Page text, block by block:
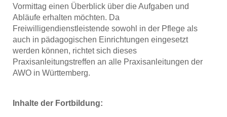
Vormittag einen Überblick über die Aufgaben und
Abläufe erhalten möchten. Da
Freiwilligendienstleistende sowohl in der Pflege als
auch in pädagogischen Einrichtungen eingesetzt
werden können, richtet sich dieses
Praxisanleitungstreffen an alle Praxisanleitungen der
AWO in Württemberg.
Inhalte der Fortbildung: